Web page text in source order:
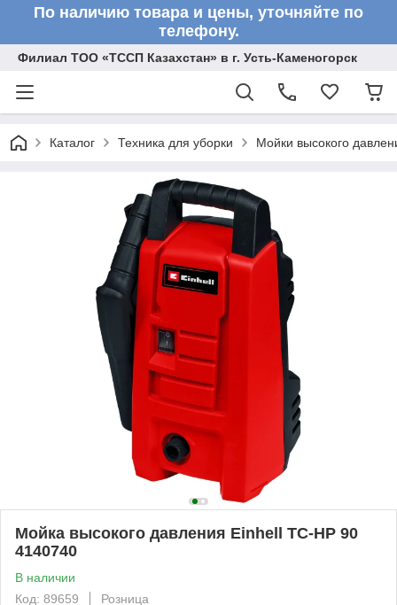
По наличию товара и цены, уточняйте по
телефону.
Филиал ТОО «ТССП Казахстан» в г. Усть-Каменогорск
Каталог Техника для уборки Мойки высокого
Мойка высокого давления Einhell TC-HP 90
4140740
В наличии
Код: 89659
Розница